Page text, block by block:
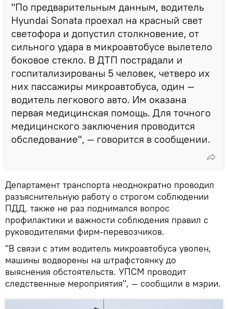
"По предварительным данным, водитель
Hyundai Sonata проехал на красный свет
светофора и допустил столкновение, от
сильного удара в микроавтобусе вылетело
боковое стекло. В ДТП пострадали и
госпитализированы 5 человек, четверо их
них пассажиры микроавтобуса, один —
водитель легкового авто. Им оказана
первая медицинская помощь. Для точного
медицинского заключения проводится
обследование", — говорится в сообщении.
Департамент транспорта неоднократно проводил
разъяснительную работу о строгом соблюдении
ПДД, также не раз поднимался вопрос
профилактики и важности соблюдения правил с
руководителями фирм-перевозчиков.
"В связи с этим водитель микроавтобуса уволен,
машины водворены на штрафстоянку до
выяснения обстоятельств. УПСМ проводит
следственные мероприятия", — сообщили в мэрии.